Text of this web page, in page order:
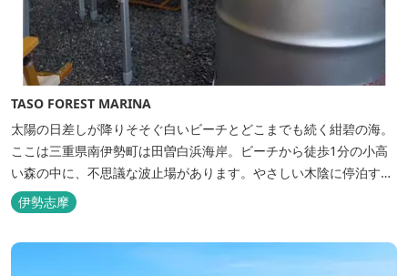
TASO FOREST MARINA
太陽の日差しが降りそそぐ白いビーチとどこまでも続く紺碧の海。
ここは三重県南伊勢町は田曽白浜海岸。ビーチから徒歩1分の小高
い森の中に、不思議な波止場があります。やさしい木陰に停泊する
のは3艇のヨット。日本初の森のマリーナです。 航海の気分高まる
インテリアは見た目からは想像できないほど広く、くつろぎの空
伊勢志摩